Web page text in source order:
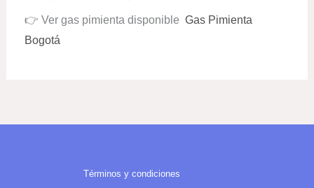
👉 Ver gas pimienta disponible Gas Pimienta
Bogotá
Términos y condiciones